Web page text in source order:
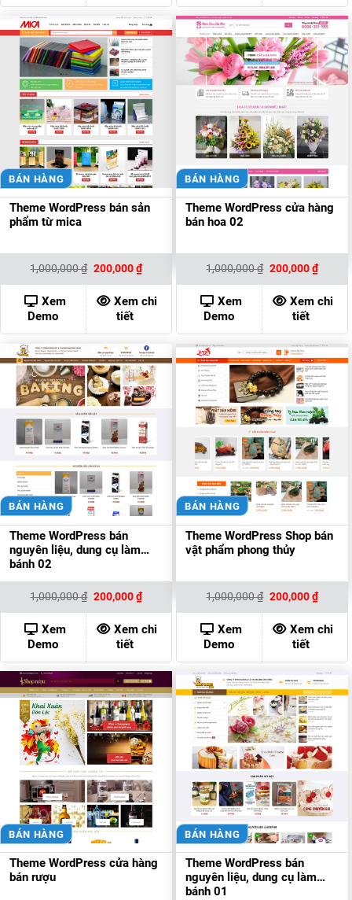
BÁN HÀNG
Theme WordPress bán sản
phẩm từ mica
1,000,000₫ Giá
là:
1,000,000 ₫.
200,000₫Giá
hiện
tại
là:
200,000 ₫.
Xem
Demo
Xem chi
tiết
BÁN HÀNG
Theme WordPress cửa hàng
bán hoa 02
1,000,000₫ Giá
là:
1,000,000 ₫.
200,000₫Giá
hiện
tại
là:
Xem
Demo
Xem chi
tiết
BÁN HÀNG
Theme WordPress bán
nguyên liệu, dung cụ làm
bánh 02
1,000,000₫ Giá
là:
1,000,000 ₫.
200,000₫Giá
hiện
tại
là:
200,000 ₫.
Xem
Demo
Xem chi
tiết
BÁN HÀNG
Theme WordPress Shop bán
vật phẩm phong thủy
1,000,000₫ Giá
là:
1,000,000 ₫.
200,000₫Giá
hiện
tại
là:
Xem
Demo
Xem chi
tiết
BÁN HÀNG
Theme WordPress cửa hàng
bán rượu
BÁN HÀNG
Theme WordPress bán
nguyên liệu, dung cụ làm
bánh 01